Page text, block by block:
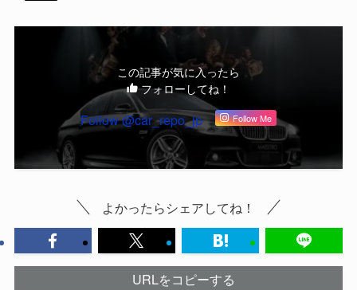
この記事が気に入ったら
フォローしてね！
Follow @car_repo_jp Follow Me
よかったらシェアしてね！
URLをコピーする